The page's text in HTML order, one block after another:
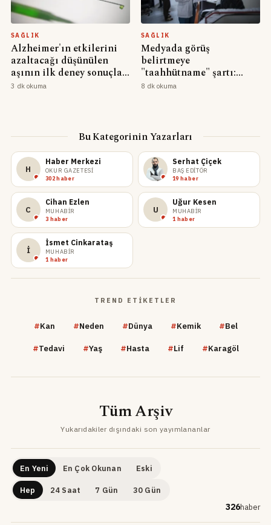
SAĞLIK
Alzheimer'ın etkilerini
azaltacağı düşünülen
aşının ilk deney sonuçları
açıklandı
3 dk okuma
SAĞLIK
Medyada görüş
belirtmeye
"taahhütname" şartı:
Hekimlerin uzmanlık
8 dk okuma
Bu Kategorinin Yazarları
H
Haber Merkezi
OKUR GAZETESI
302 haber
Serhat Çiçek
BAŞ EDITÖR
19 haber
C
Cihan Ezlen
MUHABIR
3 haber
U
Uğur Kesen
MUHABIR
1 haber
İ
İsmet Cinkarataş
MUHABIR
1 haber
TREND ETIKETLER
#Kan #Neden #Dünya #Kemik #Bel
#Tedavi #Yaş #Hasta #Lif #Karagöl
Tüm Arşiv
Yukarıdakiler dışındaki son yayımlananlar
En Yeni En Çok Okunan Eski
Hep 24 Saat 7 Gün 30 Gün
326haber